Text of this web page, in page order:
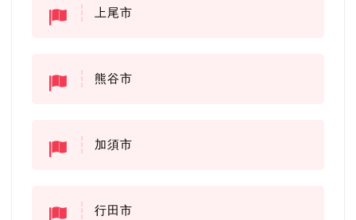
上尾市
熊谷市
加須市
行田市